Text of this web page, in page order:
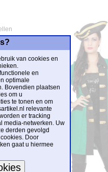
van cookies en
en
optimale
Bovendien plaatsen
om u
te tonen en om
relevante
er tracking
media-netwerken. Uw
derden gevolgd
Door
gaat u hiermee